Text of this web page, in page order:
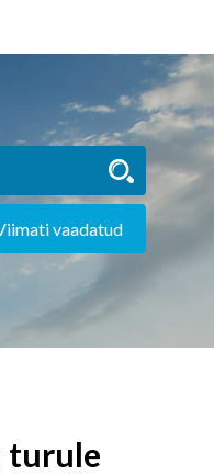
vaadatud
turule